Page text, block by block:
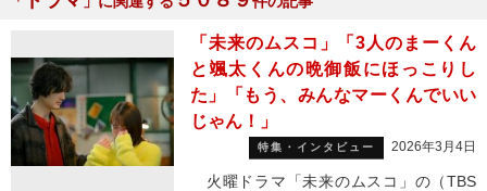
「未来のムスコ」「3人のまーくん
と颯太くんの晩御飯にほっこりし
た」「もう、みんなマーくんでいい
じゃん！」
特集・インタビュー 2026年3月4日
火曜ドラマ「未来のムスコ」の（TBS